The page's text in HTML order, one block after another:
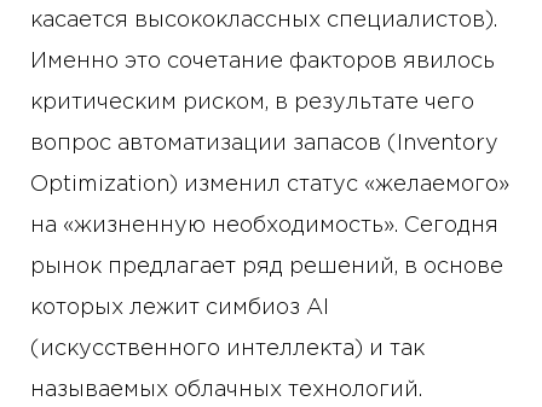
касается высококлассных специалистов).
Именно это сочетание факторов явилось
критическим риском, в результате чего
вопрос автоматизации запасов (Inventory
Optimization) изменил статус «желаемого»
на «жизненную необходимость». Сегодня
рынок предлагает ряд решений, в основе
которых лежит симбиоз АI
(искусственного интеллекта) и так
называемых облачных технологий.